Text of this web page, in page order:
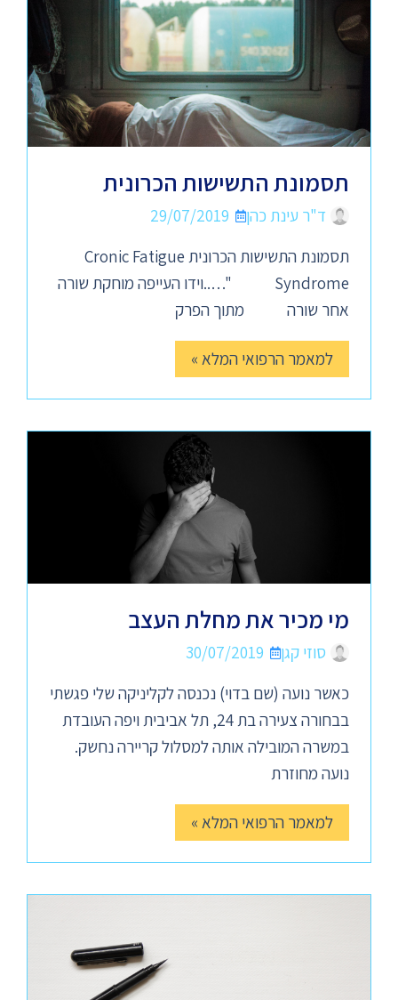
תסמונת התשישות הכרונית
ד"ר עינת כהן
29/07/2019
תסמונת התשישות הכרונית Cronic Fatigue
Syndrome "…..וידו העייפה מוחקת שורה
אחר שורה מתוך הפרק
למאמר הרפואי המלא »
מי מכיר את מחלת העצב
סוזי קגן
30/07/2019
כאשר נועה (שם בדוי) נכנסה לקליניקה שלי פגשתי
בבחורה צעירה בת 24, תל אביבית ויפה העובדת
במשרה המובילה אותה למסלול קריירה נחשק.
נועה מחוזרת
למאמר הרפואי המלא »